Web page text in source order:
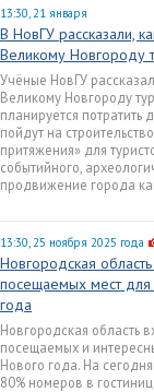
13:30, 21 января
В НовГУ рассказали,
Великому Новгороду
Учёные НовГУ
Великому Новгороду
планируется потратить
пойдут на
притяжения» для
событийного,
продвижение города
13:30, 25 ноября 2025 года
Новгородская
посещаемых мест для
года
Новгородская область
посещаемых и
Нового года. На
80% номеров в